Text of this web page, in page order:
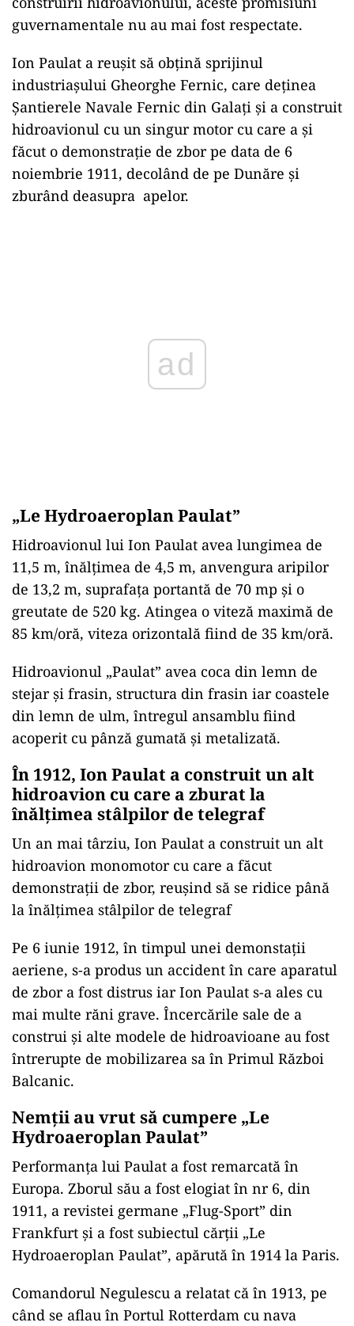
guvernamentale nu au mai fost respectate.
Ion Paulat a reușit să obțină sprijinul
industriașului Gheorghe Fernic, care deținea
Șantierele Navale Fernic din Galați și a construit
hidroavionul cu un singur motor cu care a și
făcut o demonstrație de zbor pe data de 6
noiembrie 1911, decolând de pe Dunăre și
zburând deasupra apelor.
ad
„Le Hydroaeroplan Paulat”
Hidroavionul lui Ion Paulat avea lungimea de
11,5 m, înălţimea de 4,5 m, anvengura aripilor
de 13,2 m, suprafaţa portantă de 70 mp și o
greutate de 520 kg. Atingea o viteză maximă de
85 km/oră, viteza orizontală fiind de 35 km/oră.
Hidroavionul „Paulat” avea coca din lemn de
stejar şi frasin, structura din frasin iar coastele
din lemn de ulm, întregul ansamblu fiind
acoperit cu pânză gumată şi metalizată.
În 1912, Ion Paulat a construit un alt
hidroavion cu care a zburat la
înălțimea stâlpilor de telegraf
Un an mai târziu, Ion Paulat a construit un alt
hidroavion monomotor cu care a făcut
demonstrații de zbor, reușind să se ridice până
la înălțimea stâlpilor de telegraf
Pe 6 iunie 1912, în timpul unei demonstații
aeriene, s-a produs un accident în care aparatul
de zbor a fost distrus iar Ion Paulat s-a ales cu
mai multe răni grave. Încercările sale de a
construi și alte modele de hidroavioane au fost
întrerupte de mobilizarea sa în Primul Război
Balcanic.
Nemţii au vrut să cumpere „Le
Hydroaeroplan Paulat”
Performanţa lui Paulat a fost remarcată în
Europa. Zborul său a fost elogiat în nr 6, din
1911, a revistei germane „Flug-Sport” din
Frankfurt și a fost subiectul cărţii „Le
Hydroaeroplan Paulat”, apărută în 1914 la Paris.
Comandorul Negulescu a relatat că în 1913, pe
când se aflau în Portul Rotterdam cu nava